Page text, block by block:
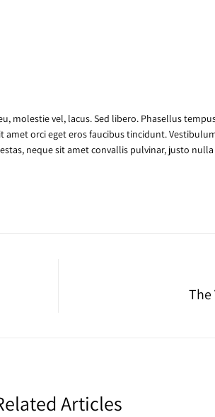
vel, lacus. Sed libero. Phasellus
orci eget eros faucibus tincidunt.
neque sit amet convallis pulvinar, justo
The
Articles